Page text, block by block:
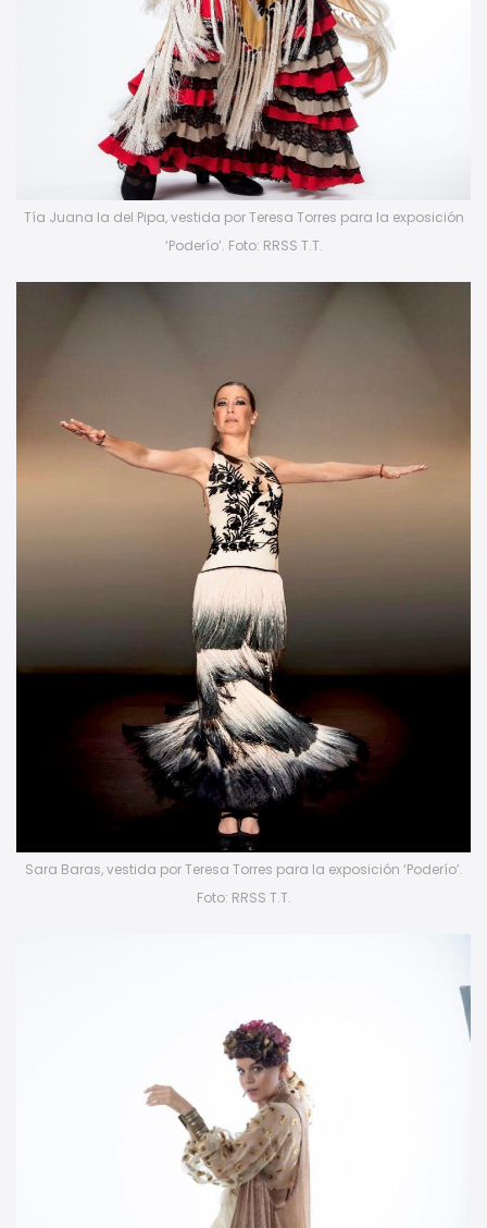
Tía Juana la del Pipa, vestida por Teresa Torres para la exposición
‘Poderío’. Foto: RRSS T.T.
Sara Baras, vestida por Teresa Torres para la exposición ‘Poderío’.
Foto: RRSS T.T.